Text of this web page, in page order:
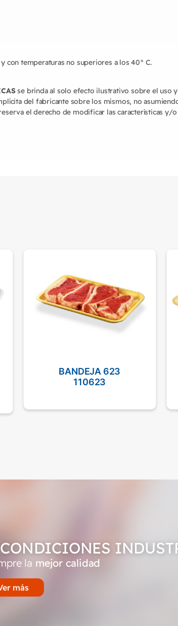
con temperaturas no superiores a los 40° C.
se brinda al solo efecto ilustrativo sobre el uso
del fabricante sobre los mismos, no
el derecho de modificar las características y/
BANDEJA 623
110623
la mejor calidad
más